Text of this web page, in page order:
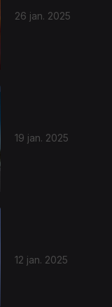
26 jan. 2025
19 jan. 2025
12 jan. 2025